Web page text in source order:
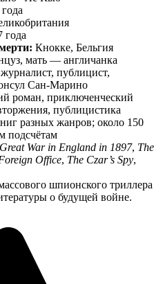
года
Кнокке, Бельгия
мать — англичанка
публицист,
Сан-Марино
роман, приключенческий
публицистика
разных жанров; около 150
подсчётам
War in England in 1897, The
Office, The Czar’s Spy,
шпионского триллера
о будущей войне.